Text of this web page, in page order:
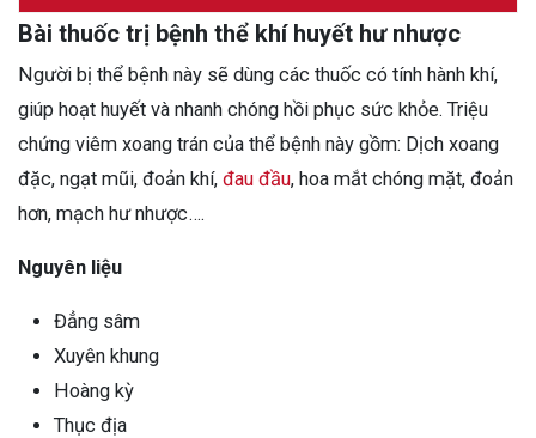
Bài thuốc trị bệnh thể khí huyết hư nhược
Người bị thể bệnh này sẽ dùng các thuốc có tính hành khí,
giúp hoạt huyết và nhanh chóng hồi phục sức khỏe. Triệu
chứng viêm xoang trán của thể bệnh này gồm: Dịch xoang
đặc, ngạt mũi, đoản khí, đau đầu, hoa mắt chóng mặt, đoản
hơn, mạch hư nhược….
Nguyên liệu
Đẳng sâm
Xuyên khung
Hoàng kỳ
Thục địa